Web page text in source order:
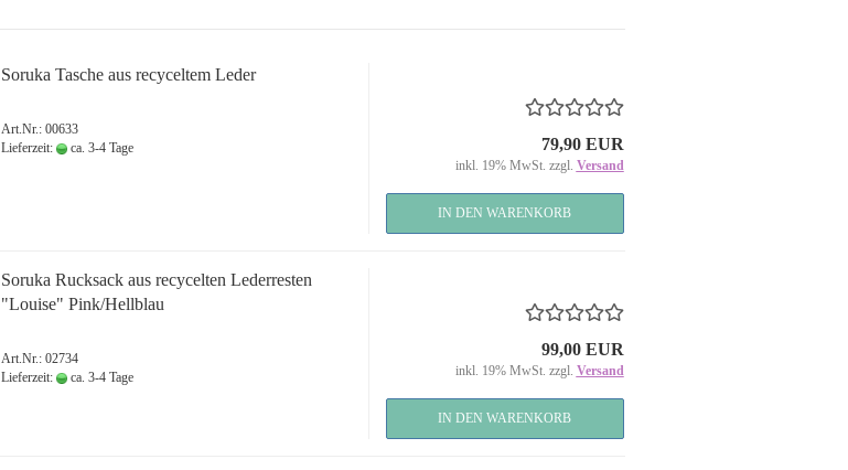
Soruka Tasche aus recyceltem Leder
Art.Nr.: 00633
Lieferzeit:
ca. 3-4 Tage 79,90 EUR
inkl. 19% MwSt. zzgl. Versand
IN DEN WARENKORB
Soruka Rucksack aus recycelten Lederresten
"Louise" Pink/Hellblau
Art.Nr.: 02734
Lieferzeit:
ca. 3-4 Tage
99,00 EUR
inkl. 19% MwSt. zzgl. Versand
IN DEN WARENKORB